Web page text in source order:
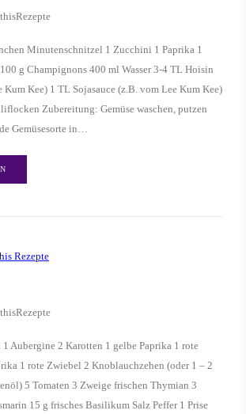
Minutenschnitzel 1 Zucchini 1 Paprika 1
g Champignons 400 ml Wasser 3-4 TL Hoisin
Kum Kee) 1 TL Sojasauce (z.B. vom Lee Kum Kee)
Zubereitung: Gemüse waschen, putzen
Gemüsesorte in…
Aubergine 2 Karotten 1 gelbe Paprika 1 rote
1 rote Zwiebel 2 Knoblauchzehen (oder 1 – 2
5 Tomaten 3 Zweige frischen Thymian 3
15 g frisches Basilikum Salz Peffer 1 Prise